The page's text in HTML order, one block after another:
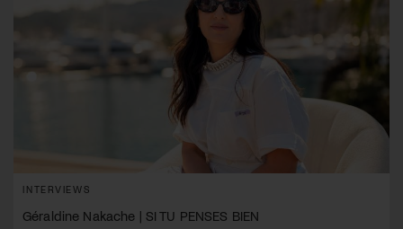
INTERVIEWS
Géraldine Nakache | SI TU PENSES BIEN